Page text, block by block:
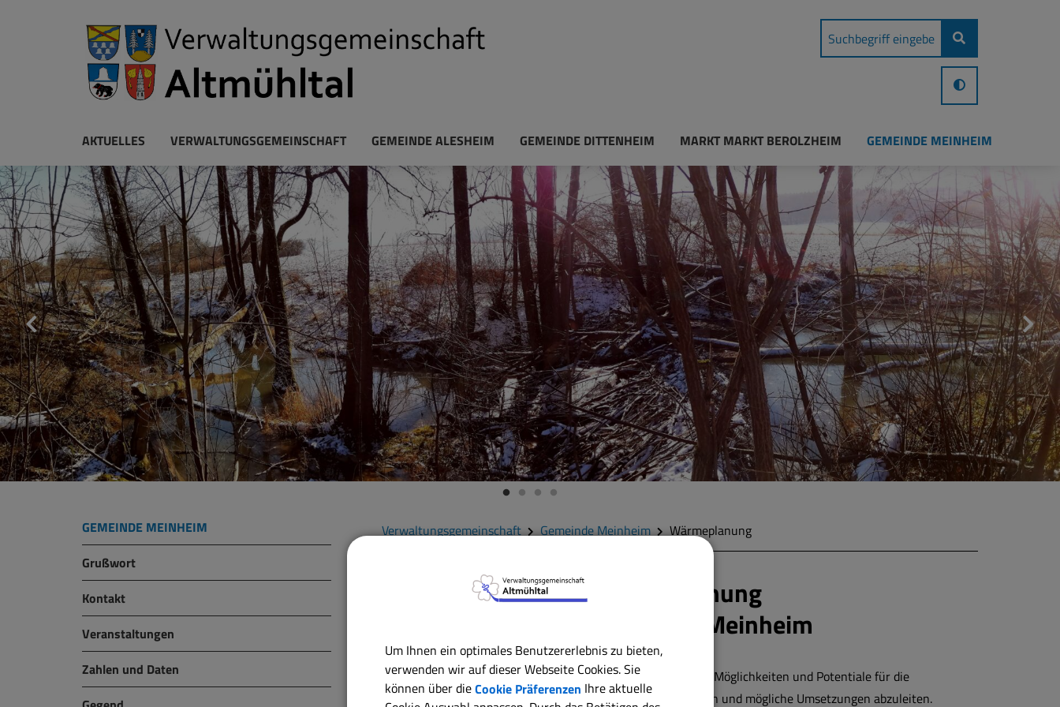
AKTUELLES VERWALTUNGSGEMEINSCHAFT GEMEINDE ALESHEIM GEMEINDE DITTENHEIM MARKT MARKT BEROLZHEIM GEMEINDE MEINHEIM
GEMEINDE MEINHEIM
Grußwort
Kontakt
Veranstaltungen
Zahlen und Daten
Verwaltungsgemeinschaft Gemeinde Meinheim Wärmeplanung
Wärmeplanung
der Gemeinde Meinheim
Ziel der Planung ist, neben einer Aufnahme der Ist-Situation, Möglichkeiten und Potentiale für die
Wärmeversorgung in der Gemeinde Meinheim zu identifizieren und mögliche Umsetzungen abzuleiten.
Um Ihnen ein optimales Benutzererlebnis zu bieten,
verwenden wir auf dieser Webseite Cookies. Sie
können über dieCookie Präferenzen Ihre aktuelle